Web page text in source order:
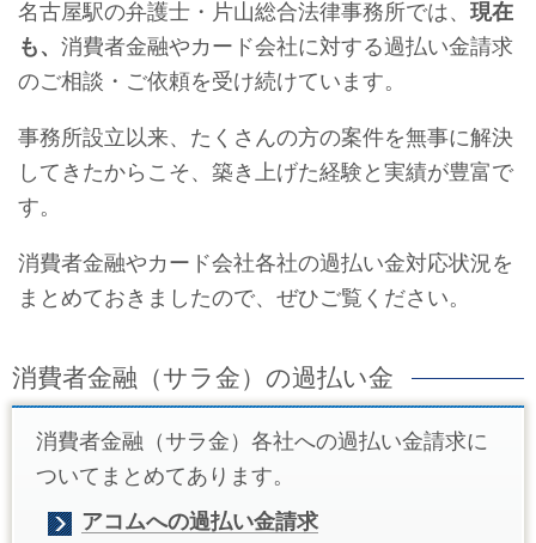
名古屋駅の弁護士・片山総合法律事務所では、 現在
も、 消費者金融やカード会社に対する過払い金請求
のご相談・ご依頼を受け続けています。
事務所設立以来、たくさんの方の案件を無事に解決
してきたからこそ、築き上げた経験と実績が豊富で
す。
消費者金融やカード会社各社の過払い金対応状況を
まとめておきましたので、ぜひご覧ください。
消費者金融（サラ金）の過払い金
消費者金融（サラ金）各社への過払い金請求に
ついてまとめてあります。
アコムへの過払い金請求